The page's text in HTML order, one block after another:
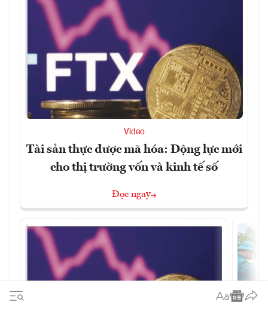
Video
Tài sản thực được mã hóa: Động lực mới
cho thị trường vốn và kinh tế số
Đọc ngay